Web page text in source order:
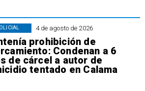
4 de agosto de 2026
prohibición de
Condenan a 6
de cárcel a autor de
tentado en Calama